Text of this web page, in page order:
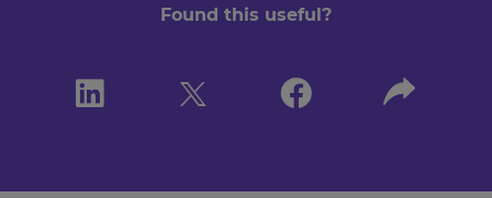
Found this useful?